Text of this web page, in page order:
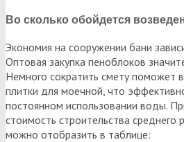
Во сколько обойдется
Экономия на сооружении бани
Оптовая закупка пеноблоков
Немного сократить смету поможет
плитки для моечной, что
постоянном использовании воды.
стоимость строительства
можно отобразить в таблице: